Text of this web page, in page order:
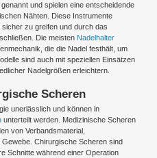
und spielen eine entscheidende
Nähten. Diese Instrumente
zu greifen und durch das
Die meisten Nadelhalter
die die Nadel festhält, um
sind auch mit speziellen Einsätzen
Nadelgrößen erleichtern.
Scheren
unerlässlich und können in
unterteilt werden. Medizinische Scheren
von Verbandsmaterial,
Chirurgische Scheren sind
Schnitte während einer Operation